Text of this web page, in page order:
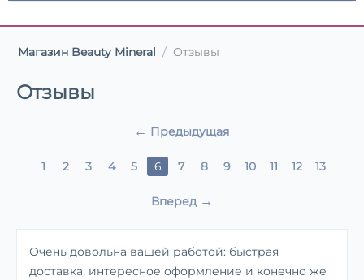
Магазин Beauty Mineral / Отзывы
Отзывы
Предыдущая
1 2 3 4 5 6 7 8 9 10 11 12 13
Вперед
Очень довольна вашей работой: быстрая
доставка, интересное оформление и конечно же